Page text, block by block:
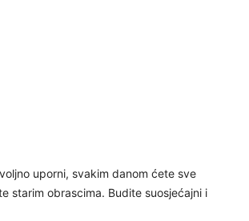
uporni, svakim danom ćete sve
starim obrascima. Budite suosjećajni i